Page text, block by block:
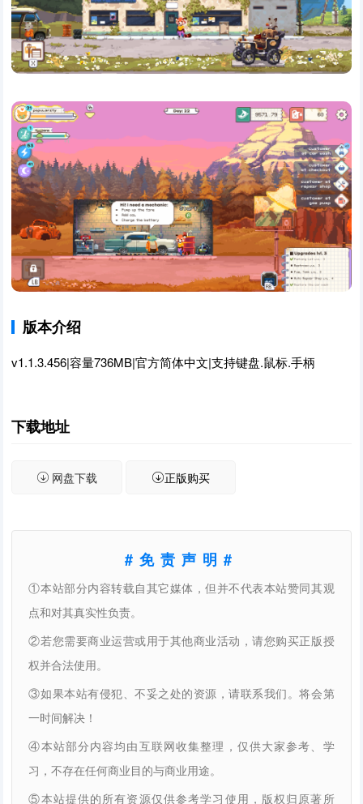
版本介绍
v1.1.3.456|容量736MB|官方简体中文|支持键盘.鼠标.手柄
下载地址
网盘下载 正版购买
#免责声明#
①本站部分内容转载自其它媒体，但并不代表本站赞同其观
点和对其真实性负责。
②若您需要商业运营或用于其他商业活动，请您购买正版授
权并合法使用。
③如果本站有侵犯、不妥之处的资源，请联系我们。将会第
一时间解决！
④本站部分内容均由互联网收集整理，仅供大家参考、学
习，不存在任何商业目的与商业用途。
⑤本站提供的所有资源仅供参考学习使用，版权归原著所